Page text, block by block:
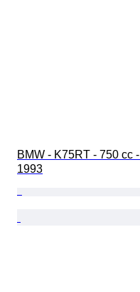
BMW - K75RT - 750 cc -
1993